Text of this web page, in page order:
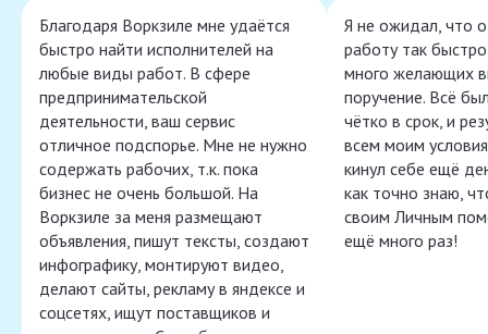
Благодаря Воркзиле мне удаётся
быстро найти исполнителей на
любые виды работ. В сфере
предпринимательской
деятельности, ваш сервис
отличное подспорье. Мне не нужно
содержать рабочих, т.к. пока
бизнес не очень большой. На
Воркзиле за меня размещают
объявления, пишут тексты, создают
инфографику, монтируют видео,
делают сайты, рекламу в яндексе и
соцсетях, ищут поставщиков и
Я не ожидал, что
работу так
много желающих
поручение. Всё
чётко в срок, и
всем моим
кинул себе ещё
как точно знаю,
своим Личным
ещё много раз!